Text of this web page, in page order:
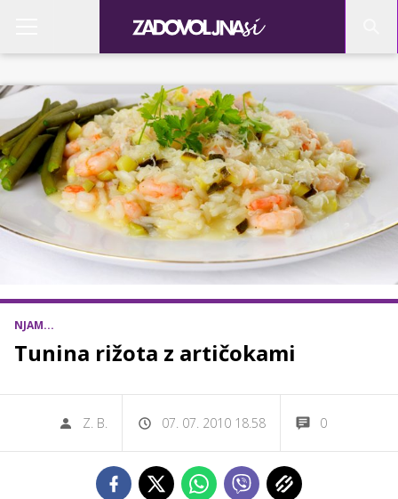
NJAM...
Tunina rižota z artičokami
Z. B. 07. 07. 2010 18.58 0